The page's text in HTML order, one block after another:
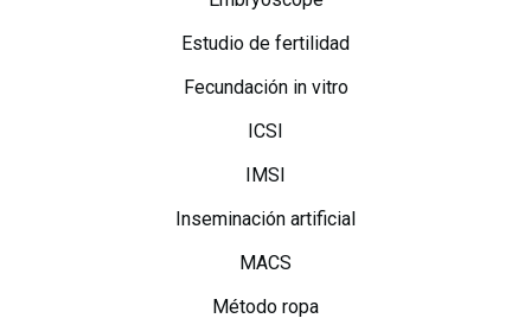
Estudio de fertilidad
Fecundación in vitro
ICSI
IMSI
Inseminación artificial
MACS
Método ropa